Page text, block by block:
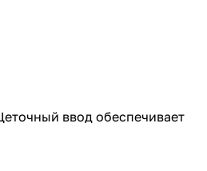
ввод обеспечивает